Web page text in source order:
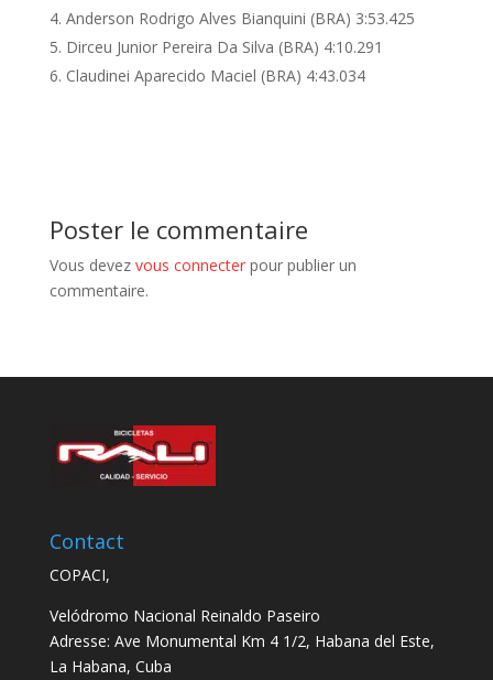
Anderson Rodrigo Alves Bianquini (BRA) 3:53.425
Dirceu Junior Pereira Da Silva (BRA) 4:10.291
Claudinei Aparecido Maciel (BRA) 4:43.034
Poster le commentaire
Vous devez vous connecterpour publier un
commentaire.
Contact
COPACI,
Velódromo Nacional Reinaldo Paseiro
Adresse: Ave Monumental Km 4 1/2, Habana del Este,
La Habana, Cuba